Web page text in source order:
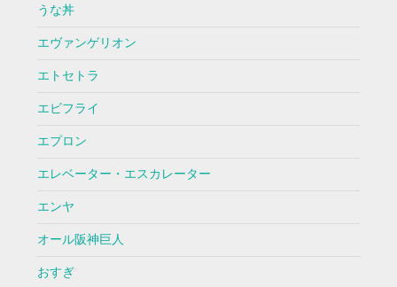
うな丼
エヴァンゲリオン
エトセトラ
エビフライ
エプロン
エレベーター・エスカレーター
エンヤ
オール阪神巨人
おすぎ